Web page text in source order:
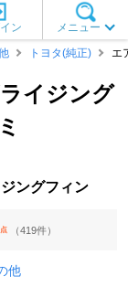
メニュー
ン
トヨタ(純正) エ
イジング
ングフィン
点 （419件）
他